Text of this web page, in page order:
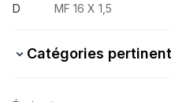
D MF 16 X 1,5
Catégories